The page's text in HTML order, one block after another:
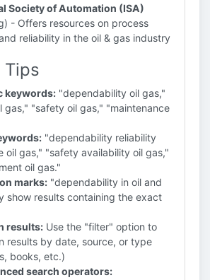
Society of Automation (ISA)
- Offers resources on process
reliability in the oil & gas industry
Tips
keywords: "dependability oil gas,"
gas," "safety oil gas," "maintenance
"dependability reliability
oil gas," "safety availability oil gas,"
oil gas."
marks: "dependability in oil and
show results containing the exact
results: Use the "filter" option to
results by date, source, or type
books, etc.)
search operators: